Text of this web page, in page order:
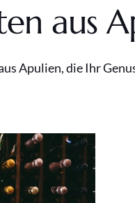
aus
Apulien, die Ihr